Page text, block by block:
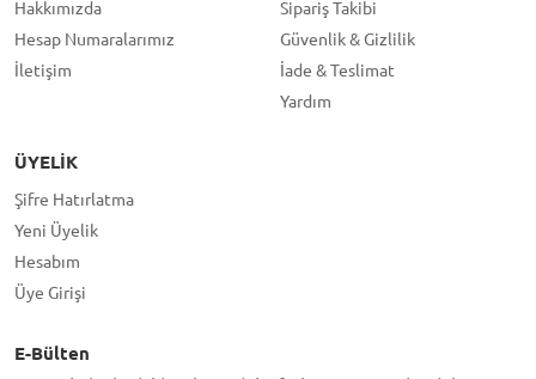
Hakkımızda
Hesap Numaralarımız
İletişim
Sipariş Takibi
Güvenlik & Gizlilik
İade & Teslimat
Yardım
ÜYELIK
Şifre Hatırlatma
Yeni Üyelik
Hesabım
Üye Girişi
E-Bülten